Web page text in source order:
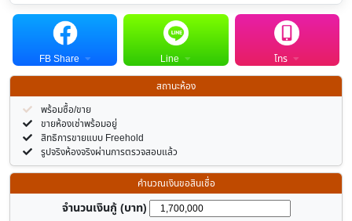
FB Share Line
โทร
สถานะห้อง
พร้อมซื้อ/ขาย
ขายห้องเช่าพร้อมอยู่
สิทธิการขายแบบ Freehold
รูปจริงห้องจริงผ่านการตรวจสอบแล้ว
คำนวณเงินขอสินเชื่อ
จำนวนเงินกู้ (บาท)